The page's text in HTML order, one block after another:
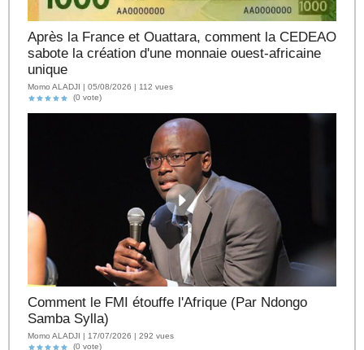
Après la France et Ouattara, comment la CEDEAO
sabote la création d'une monnaie ouest-africaine
unique
Momo ALADJI | 05/08/2026 | 112 vues
(0 vote)
Comment le FMI étouffe l'Afrique (Par Ndongo
Samba Sylla)
Momo ALADJI | 17/07/2026 | 292 vues
(0 vote)